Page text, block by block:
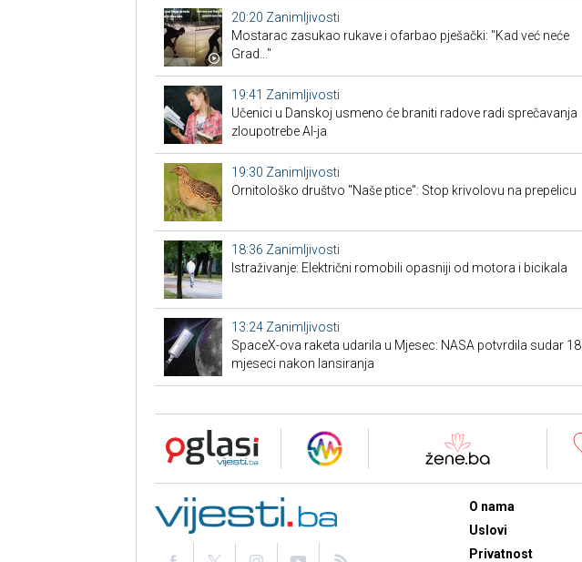
20:20 Zanimljivosti
Mostarac zasukao rukave i ofarbao pješački: "Kad već neće
Grad..."
19:41 Zanimljivosti
Učenici u Danskoj usmeno će braniti radove radi sprečavanja
zloupotrebe AI-ja
19:30 Zanimljivosti
Ornitološko društvo "Naše ptice": Stop krivolovu na prepelicu
18:36 Zanimljivosti
Istraživanje: Električni romobili opasniji od motora i bicikala
13:24 Zanimljivosti
SpaceX-ova raketa udarila u Mjesec: NASA potvrdila sudar 18
mjeseci nakon lansiranja
O nama
Uslovi
Privatnost